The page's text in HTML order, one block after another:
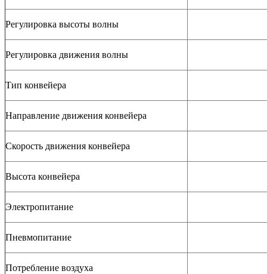
Регулировка высоты волны
Регулировка движения волны
Тип конвейера
Направление движения конвейера
Скорость движения конвейера
Высота конвейера
Электропитание
Пневмопитание
Потребление воздуха